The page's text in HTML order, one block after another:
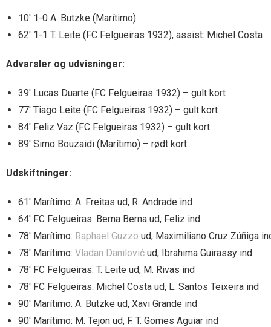
10′ 1-0 A. Butzke (Marítimo)
62′ 1-1 T. Leite (FC Felgueiras 1932), assist: Michel Costa
Advarsler og udvisninger:
39′ Lucas Duarte (FC Felgueiras 1932) – gult kort
77′ Tiago Leite (FC Felgueiras 1932) – gult kort
84′ Feliz Vaz (FC Felgueiras 1932) – gult kort
89′ Simo Bouzaidi (Marítimo) – rødt kort
Udskiftninger:
61′ Marítimo: A. Freitas ud, R. Andrade ind
64′ FC Felgueiras: Berna Berna ud, Feliz ind
78′ Marítimo: Raphael Guzzo ud, Maximiliano Cruz Zúñiga
78′ Marítimo: Vladan Danilović ud, Ibrahima Guirassy ind
78′ FC Felgueiras: T. Leite ud, M. Rivas ind
78′ FC Felgueiras: Michel Costa ud, L. Santos Teixeira ind
90′ Marítimo: A. Butzke ud, Xavi Grande ind
90′ Marítimo: M. Tejon ud, F. T. Gomes Aguiar ind